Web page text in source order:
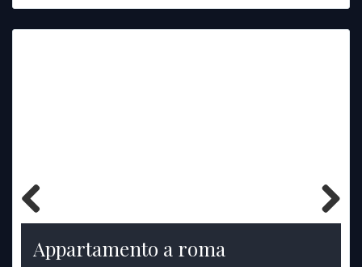
Previous Next
Appartamento a roma